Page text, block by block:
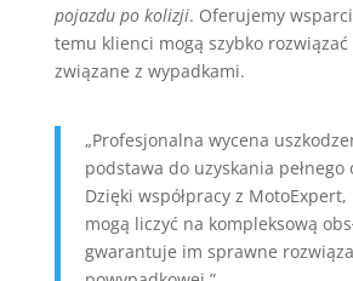
pojazdu po kolizji. Oferujemy
temu klienci mogą szybko
związane z wypadkami.
„Profesjonalna wycena
podstawa do uzyskania pełnego
Dzięki współpracy z
mogą liczyć na kompleksową
gwarantuje im sprawne